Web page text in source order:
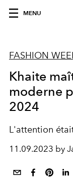
MENU
FASHION
Khaite
moderne
2024
L'attention
11.09.2023 by